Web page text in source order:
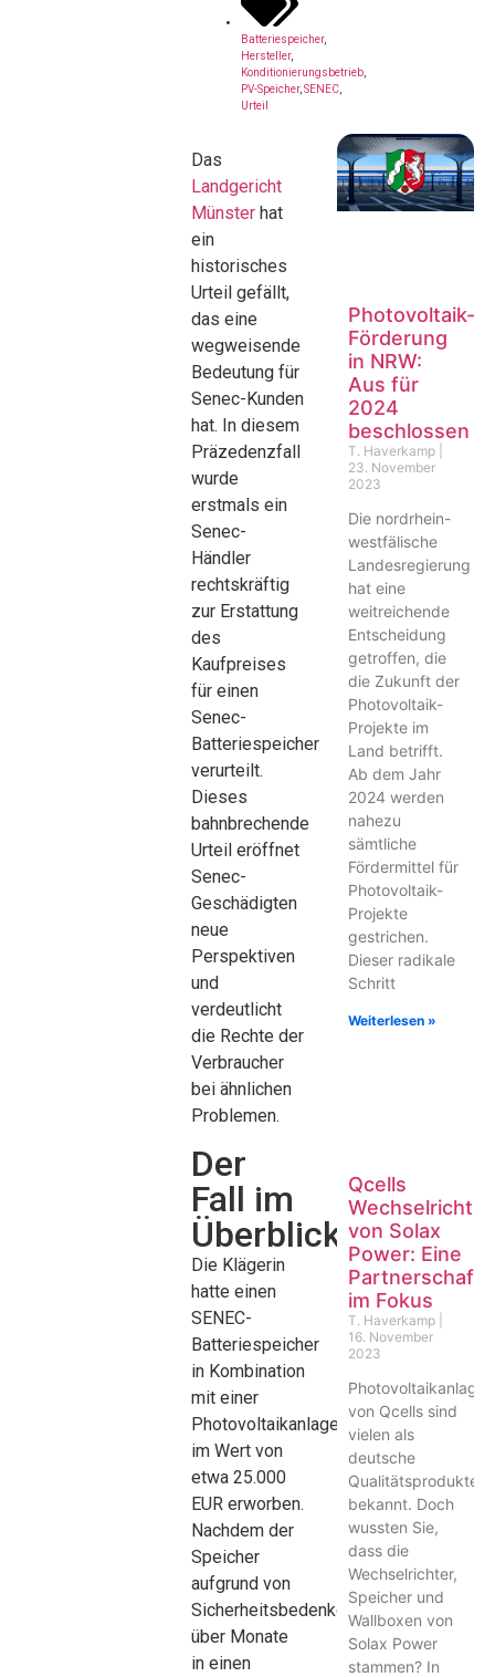
Batteriespeicher,
Hersteller,
Konditionierungsbetrieb,
PV-Speicher,SENEC,
Urteil
Das
Landgericht
Münster hat
ein
historisches
Urteil gefällt,
das eine
wegweisende
Bedeutung für
Senec-Kunden
hat. In diesem
Präzedenzfall
wurde
erstmals ein
Senec-
Händler
rechtskräftig
zur Erstattung
des
Kaufpreises
für einen
Senec-
Batteriespeicher
verurteilt.
Dieses
bahnbrechende
Urteil eröffnet
Senec-
Geschädigten
neue
Perspektiven
und
verdeutlicht
die Rechte der
Verbraucher
bei ähnlichen
Problemen.
Der
Fall im
Überblick
Die Klägerin
hatte einen
SENEC-
Batteriespeicher
in Kombination
mit einer
Photovoltaikanlage
im Wert von
etwa 25.000
EUR erworben.
Nachdem der
Speicher
aufgrund von
Sicherheitsbedenken
über Monate
in einen
Photovoltaik-
Förderung
in NRW:
Aus für
2024
beschlossen
T. Haverkamp
23. November
2023
Die nordrhein-
westfälische
Landesregierung
hat eine
weitreichende
Entscheidung
getroffen, die
die Zukunft der
Photovoltaik-
Projekte im
Land betrifft.
Ab dem Jahr
2024 werden
nahezu
sämtliche
Fördermittel für
Photovoltaik-
Projekte
gestrichen.
Dieser radikale
Schritt
Weiterlesen »
Qcells
Wechselrichter
von Solax
Power: Eine
Partnerschaft
im Fokus
T. Haverkamp
16. November
2023
Photovoltaikanlagen
von Qcells sind
vielen als
deutsche
Qualitätsprodukte
bekannt. Doch
wussten Sie,
dass die
Wechselrichter,
Speicher und
Wallboxen von
Solax Power
stammen? In